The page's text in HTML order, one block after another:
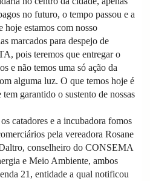
no futuro, o tempo passou e a
hoje estamos com nosso
marcados para despejo de
pois teremos que entregar o
e não temos uma só ação da
alguma luz. O que temos hoje é
garantido o sustento de nossas
catadores e a incubadora fomos
pela vereadora Rosane
conselheiro do CONSEMA
e Meio Ambiente, ambos
21, entidade a qual notificou